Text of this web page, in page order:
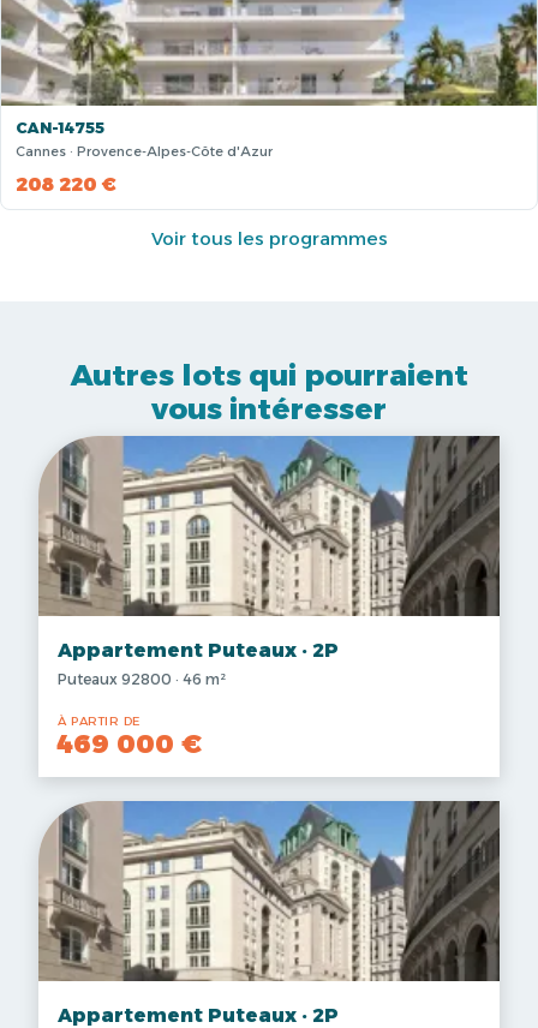
CAN-14755
Cannes · Provence-Alpes-Côte d'Azur
208 220 €
Voir tous les programmes
Autres lots qui pourraient
vous intéresser
Appartement Puteaux · 2P
Puteaux 92800 · 46 m²
À PARTIR DE
469 000 €
Appartement Puteaux · 2P